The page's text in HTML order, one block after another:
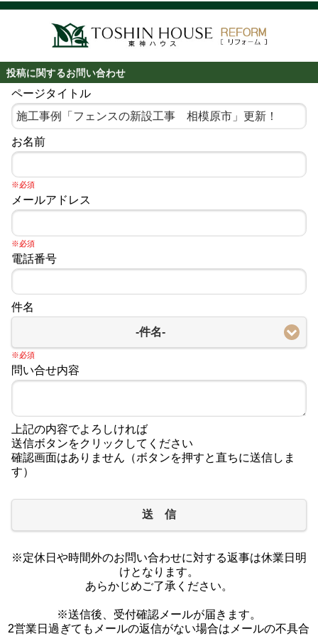
投稿に関するお問い合わせ
ページタイトル
お名前
※必須
メールアドレス
※必須
電話番号
件名
-件名-
※必須
問い合せ内容
上記の内容でよろしければ
送信ボタンをクリックしてください
確認画面はありません（ボタンを押すと直ちに送信しま
す）
送 信
※定休日や時間外のお問い合わせに対する返事は休業日明
けとなります。
あらかじめご了承ください。
※送信後、受付確認メールが届きます。
2営業日過ぎてもメールの返信がない場合はメールの不具合